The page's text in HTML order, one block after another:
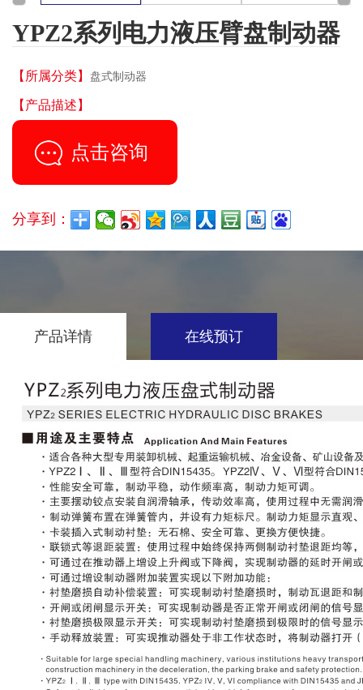
YPZ2系列电力液压臂盘制动器
【所属分类】 盘式制动器
【产品描述】
...
点击咨询
分享到：
产品详情 在线预订